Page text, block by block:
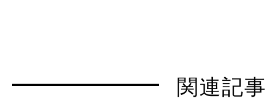
関連記